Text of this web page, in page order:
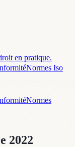
en pratique.
Normes Iso
Normes
2022